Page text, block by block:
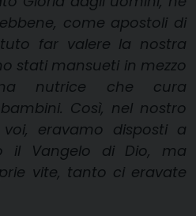
come apostoli di
far valere la nostra
stati mansueti in mezzo
nutrice che cura
Così, nel nostro
eravamo disposti a
il Vangelo di Dio, ma
vite, tanto ci eravate